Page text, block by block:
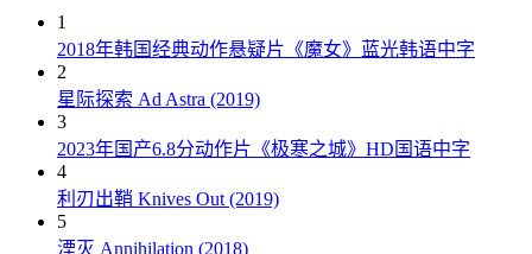
1
2018年韩国经典动作悬疑片《魔女》蓝光韩语中字
2
星际探索 Ad Astra (2019)
3
2023年国产6.8分动作片《极寒之城》HD国语中字
4
利刃出鞘 Knives Out (2019)
5
湮灭 Annihilation (2018)